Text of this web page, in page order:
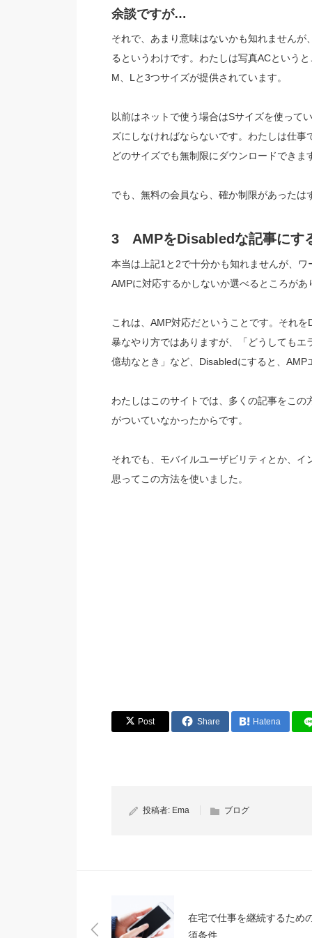
余談ですが…
それで、あまり意味はないかも知れません
るというわけです。わたしは写真ACという
M、Lと3つサイズが提供されています。
以前はネットで使う場合はSサイズを使って
ズにしなければならないです。わたしは仕
どのサイズでも無制限にダウンロードできま
でも、無料の会員なら、確か制限があった
3 AMPをDisabledな記事にす
本当は上記1と2で十分かも知れませんが、
AMPに対応するかしないか選べるところが
これは、AMP対応だということです。それ
暴なやり方ではありますが、「どうしても
億劫なとき」など、Disabledにすると、AMP
わたしはこのサイトでは、多くの記事をこ
がついていなかったからです。
それでも、モバイルユーザビリティとか、
思ってこの方法を使いました。
Post Share Hatena
投稿者: Ema ブログ
在宅で仕事を継続するため
須条件